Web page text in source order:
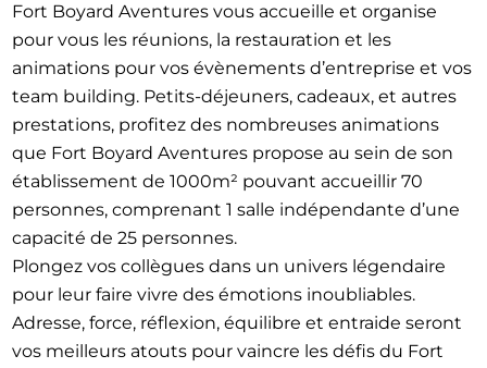
Fort Boyard Aventures vous accueille et organise
pour vous les réunions, la restauration et les
animations pour vos évènements d’entreprise et vos
team building. Petits-déjeuners, cadeaux, et autres
prestations, profitez des nombreuses animations
que Fort Boyard Aventures propose au sein de son
établissement de 1000m² pouvant accueillir 70
personnes, comprenant 1 salle indépendante d’une
capacité de 25 personnes.
Plongez vos collègues dans un univers légendaire
pour leur faire vivre des émotions inoubliables.
Adresse, force, réflexion, équilibre et entraide seront
vos meilleurs atouts pour vaincre les défis du Fort